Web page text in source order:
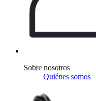
Sobre nosotros
Quiénes somos